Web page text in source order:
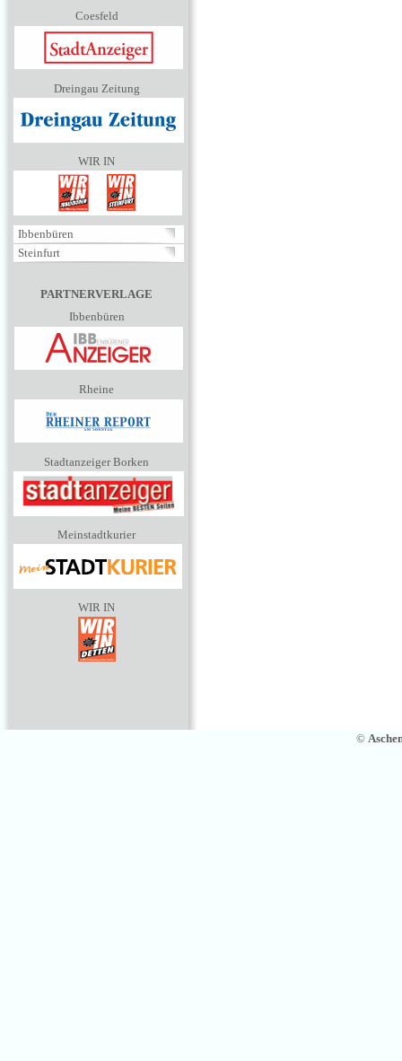
Coesfeld
Dreingau Zeitung
WIR IN
Ibbenbüren
Steinfurt
PARTNERVERLAGE
Ibbenbüren
Rheine
Stadtanzeiger Borken
Meinstadtkurier
WIR IN
©